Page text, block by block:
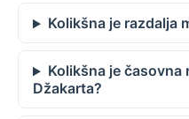
Kolikšna je razdalja
Kolikšna je časovna
Džakarta?